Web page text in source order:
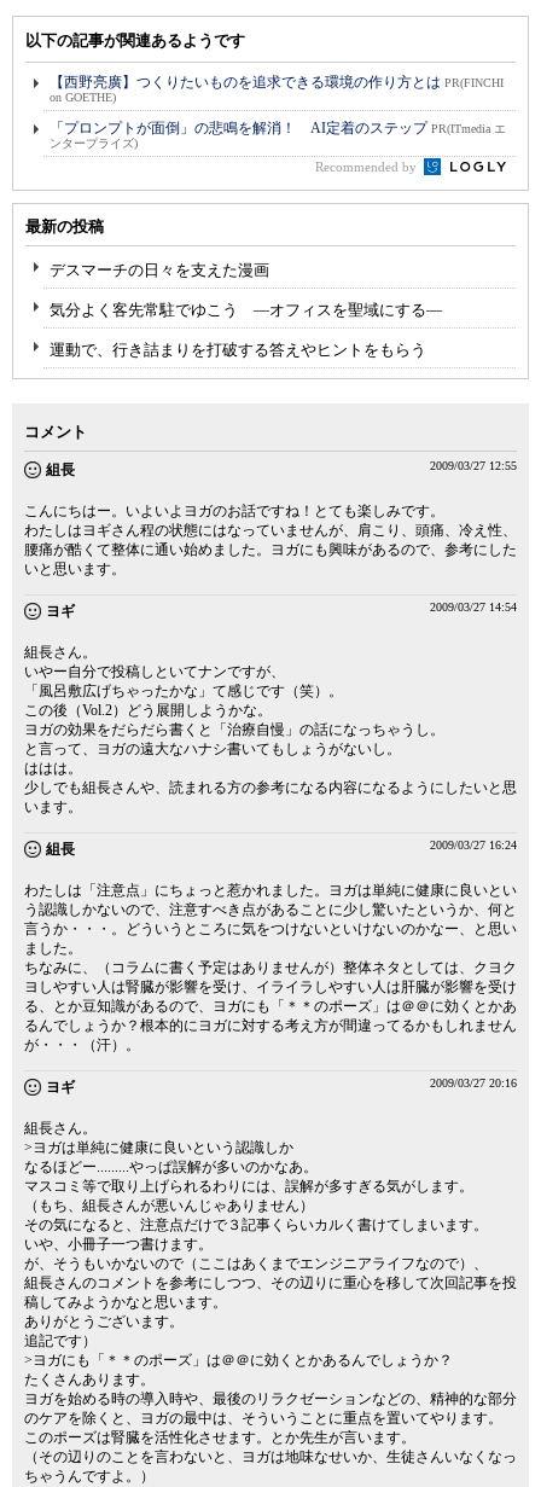
以下の記事が関連あるようです
【西野亮廣】つくりたいものを追求できる環境の作り方とは PR(FINCHI
on GOETHE)
「プロンプトが面倒」の悲鳴を解消！ AI定着のステップPR(ITmedia エ
ンタープライズ)
Recommended by
最新の投稿
デスマーチの日々を支えた漫画
気分よく客先常駐でゆこう ―オフィスを聖域にする―
運動で、行き詰まりを打破する答えやヒントをもらう
コメント
組長 2009/03/27 12:55
こんにちはー。いよいよヨガのお話ですね！とても楽しみです。
わたしはヨギさん程の状態にはなっていませんが、肩こり、頭痛、冷え性、
腰痛が酷くて整体に通い始めました。ヨガにも興味があるので、参考にした
いと思います。
ヨギ 2009/03/27 14:54
組長さん。
いやー自分で投稿しといてナンですが、
「風呂敷広げちゃったかな」て感じです（笑）。
この後（Vol.2）どう展開しようかな。
ヨガの効果をだらだら書くと「治療自慢」の話になっちゃうし。
と言って、ヨガの遠大なハナシ書いてもしょうがないし。
ははは。
少しでも組長さんや、読まれる方の参考になる内容になるようにしたいと思
います。
組長 2009/03/27 16:24
わたしは「注意点」にちょっと惹かれました。ヨガは単純に健康に良いとい
う認識しかないので、注意すべき点があることに少し驚いたというか、何と
言うか・・・。どういうところに気をつけないといけないのかなー、と思い
ました。
ちなみに、（コラムに書く予定はありませんが）整体ネタとしては、クヨク
ヨしやすい人は腎臓が影響を受け、イライラしやすい人は肝臓が影響を受け
る、とか豆知識があるので、ヨガにも「＊＊のポーズ」は＠＠に効くとかあ
るんでしょうか？根本的にヨガに対する考え方が間違ってるかもしれません
が・・・（汗）。
ヨギ 2009/03/27 20:16
組長さん。
>ヨガは単純に健康に良いという認識しか
なるほどー.........やっぱ誤解が多いのかなあ。
マスコミ等で取り上げられるわりには、誤解が多すぎる気がします。
（もち、組長さんが悪いんじゃありません）
その気になると、注意点だけで３記事くらいカルく書けてしまいます。
いや、小冊子一つ書けます。
が、そうもいかないので（ここはあくまでエンジニアライフなので）、
組長さんのコメントを参考にしつつ、その辺りに重心を移して次回記事を投
稿してみようかなと思います。
ありがとうございます。
追記です）
>ヨガにも「＊＊のポーズ」は＠＠に効くとかあるんでしょうか？
たくさんあります。
ヨガを始める時の導入時や、最後のリラクゼーションなどの、精神的な部分
のケアを除くと、ヨガの最中は、そういうことに重点を置いてやります。
このポーズは腎臓を活性化させます。とか先生が言います。
（その辺りのことを言わないと、ヨガは地味なせいか、生徒さんいなくなっ
ちゃうんですよ。）